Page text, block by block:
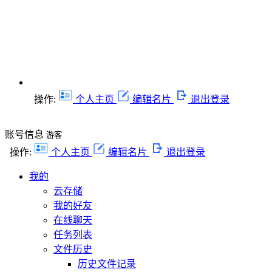
操作: 个人主页 编辑名片 退出登录
账号信息 游客
操作: 个人主页 编辑名片 退出登录
我的
云存储
我的好友
在线聊天
任务列表
文件历史
历史文件记录